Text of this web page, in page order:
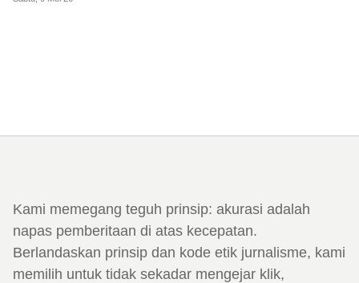
Kami memegang teguh prinsip: akurasi adalah
napas pemberitaan di atas kecepatan.
Berlandaskan prinsip dan kode etik jurnalisme, kami
memilih untuk tidak sekadar mengejar klik,